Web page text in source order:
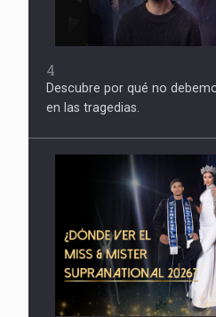
4
Descubre por qué no
en las tragedias.